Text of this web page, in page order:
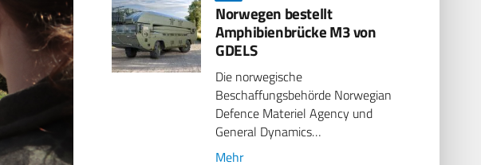
Norwegen bestellt
Amphibienbrücke M3 von
GDELS
Die norwegische
Beschaffungsbehörde Norwegian
Defence Materiel Agency und
General Dynamics…
Mehr